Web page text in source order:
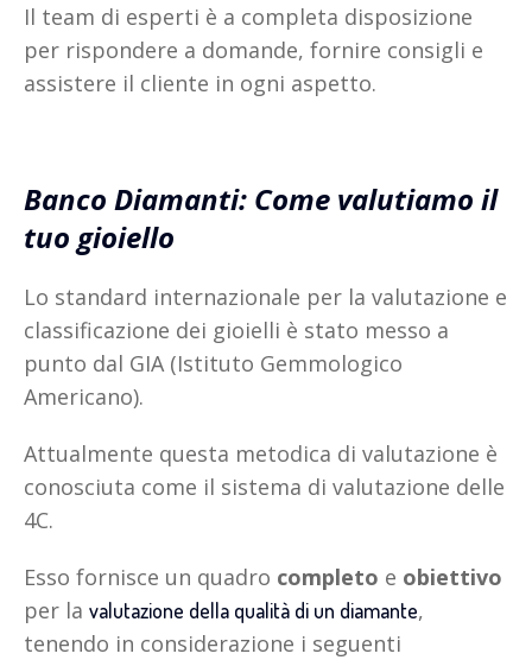
Il team di esperti è a completa disposizione
per rispondere a domande, fornire consigli e
assistere il cliente in ogni aspetto.
Banco Diamanti: Come valutiamo il
tuo gioiello
Lo standard internazionale per la valutazione e
classificazione dei gioielli è stato messo a
punto dal GIA (Istituto Gemmologico
Americano).
Attualmente questa metodica di valutazione è
conosciuta come il sistema di valutazione delle
4C.
Esso fornisce un quadro completo e obiettivo
per la valutazione della qualità di un diamante,
tenendo in considerazione i seguenti